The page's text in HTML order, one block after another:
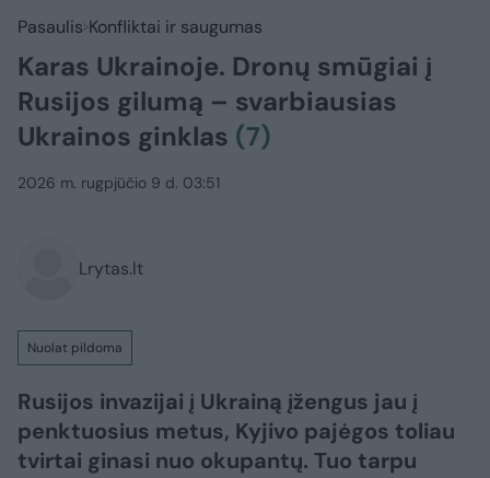
Pasaulis Konfliktai ir saugumas
Karas Ukrainoje. Dronų smūgiai į
Rusijos gilumą – svarbiausias
Ukrainos ginklas (7)
2026 m. rugpjūčio 9 d. 03:51
Lrytas.lt
Nuolat pildoma
Rusijos invazijai į Ukrainą įžengus jau į
penktuosius metus, Kyjivo pajėgos toliau
tvirtai ginasi nuo okupantų. Tuo tarpu